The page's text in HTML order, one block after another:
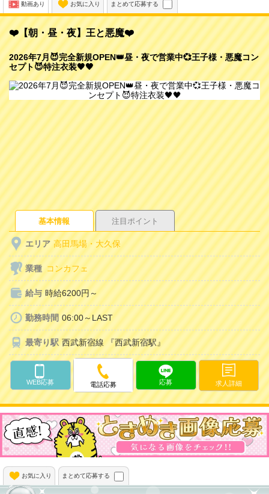
動画あり お気に入り まとめて応募する
❤️【朝・昼・夜】王と悪魔❤️
2026年7月😈完全新規OPEN👑昼・夜で営業中💞王子様・悪魔コン
セプト😈特注衣装🖤🖤
基本情報 注目ポイント
エリア 高田馬場・大久保
業種 コンカフェ
給与 時給6200円～
勤務時間 06:00～LAST
最寄り駅 西武新宿線 『西武新宿駅』
WEB応募 電話応募 応募 求人詳細
お気に入り まとめて応募する